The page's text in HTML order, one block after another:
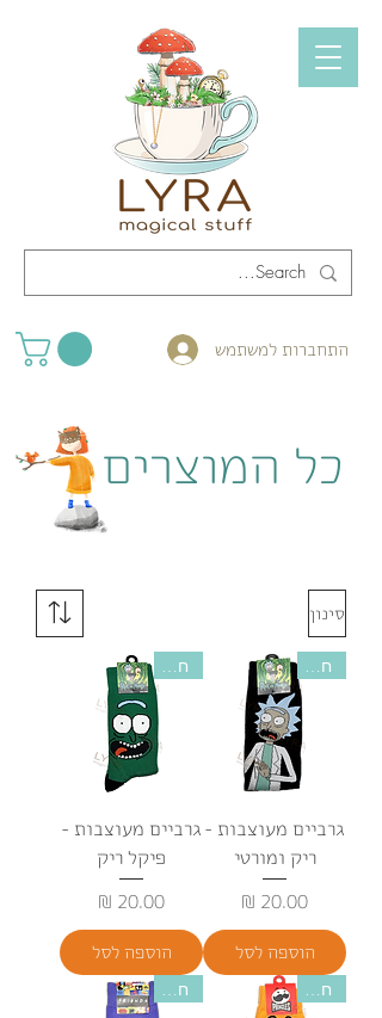
התחברות למשתמש
כל המוצרים
סינון
חדש
גרביים מעוצבות -
ריק ומורטי
מחיר
הוספה לסל
חדש
גרביים מעוצבות -
פיקל ריק
מחיר
הוספה לסל
חדש חדש